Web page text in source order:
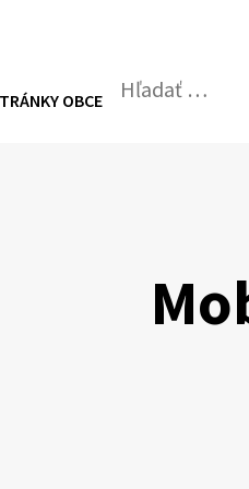
OBCEHľadať: